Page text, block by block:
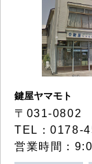
鍵屋ヤマモト
〒031-0802
TEL：0178-
営業時間：